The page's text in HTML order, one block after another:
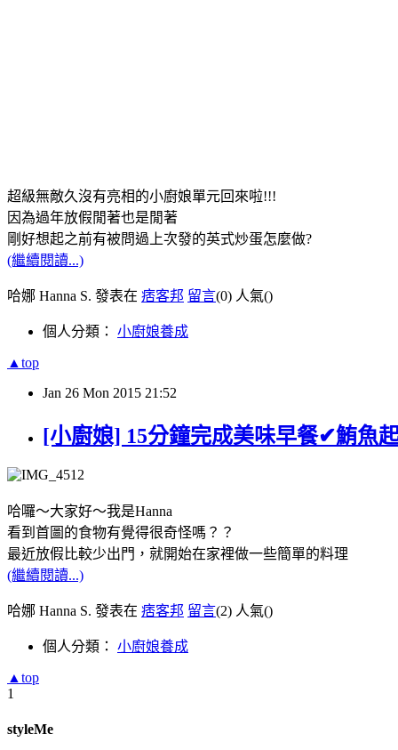
超級無敵久沒有亮相的小廚娘單元回來啦!!!
因為過年放假閒著也是閒著
剛好想起之前有被問過上次發的英式炒蛋怎麼做?
(繼續閱讀...)
哈娜 Hanna S. 發表在 痞客邦 留言(0) 人氣()
個人分類： 小廚娘養成
▲top
Jan 26 Mon 2015 21:52
[小廚娘] 15分鐘完成美味早餐✔鮪魚
哈囉～大家好～我是Hanna
看到首圖的食物有覺得很奇怪嗎？？
最近放假比較少出門，就開始在家裡做一些簡單的料理
(繼續閱讀...)
哈娜 Hanna S. 發表在 痞客邦 留言(2) 人氣()
個人分類： 小廚娘養成
▲top
1
styleMe